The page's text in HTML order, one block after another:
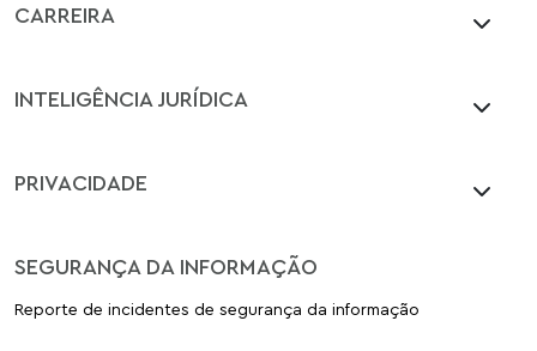
CARREIRA
INTELIGÊNCIA JURÍDICA
PRIVACIDADE
SEGURANÇA DA INFORMAÇÃO
Reporte de incidentes de segurança da informação